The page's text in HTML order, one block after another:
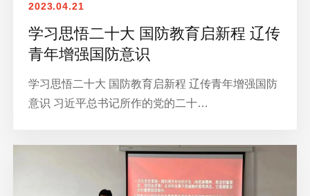
2023.04.21
学习思悟二十大 国防教育启新程 辽传
青年增强国防意识
学习思悟二十大 国防教育启新程 辽传青年增强国防
意识 习近平总书记所作的党的二十…